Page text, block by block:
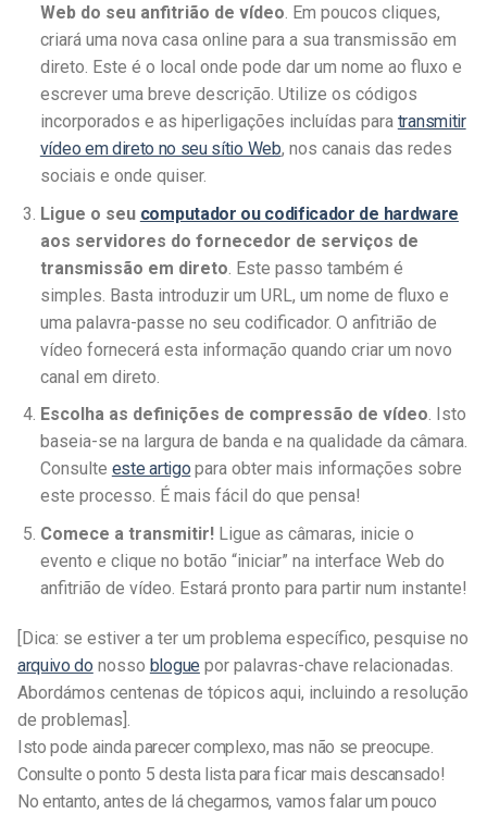
Web do seu anfitrião de vídeo. Em poucos cliques,
criará uma nova casa online para a sua transmissão em
direto. Este é o local onde pode dar um nome ao fluxo e
escrever uma breve descrição. Utilize os códigos
incorporados e as hiperligações incluídas para transmitir
vídeo em direto no seu sítio Web, nos canais das redes
sociais e onde quiser.
Ligue o seu computador ou codificador de hardware
aos servidores do fornecedor de serviços de
transmissão em direto . Este passo também é
simples. Basta introduzir um URL, um nome de fluxo e
uma palavra-passe no seu codificador. O anfitrião de
vídeo fornecerá esta informação quando criar um novo
canal em direto.
Escolha as definições de compressão de vídeo. Isto
baseia-se na largura de banda e na qualidade da câmara.
Consulte este artigo para obter mais informações sobre
este processo. É mais fácil do que pensa!
Comece a transmitir! Ligue as câmaras, inicie o
evento e clique no botão “iniciar” na interface Web do
anfitrião de vídeo. Estará pronto para partir num instante!
[Dica: se estiver a ter um problema específico, pesquise no
arquivo do nosso blogue por palavras-chave relacionadas.
Abordámos centenas de tópicos aqui, incluindo a resolução
de problemas].
Isto pode ainda parecer complexo, mas não se preocupe.
Consulte o ponto 5 desta lista para ficar mais descansado!
No entanto, antes de lá chegarmos, vamos falar um pouco